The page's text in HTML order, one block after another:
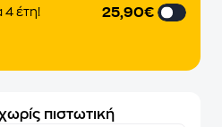
4 έτη! 25,90€
πιστωτική